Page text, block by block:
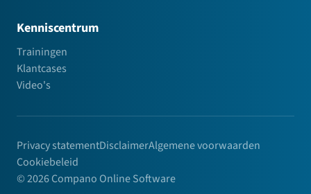
Kenniscentrum
Trainingen
Klantcases
Video's
Privacy statementDisclaimerAlgemene voorwaarden
Cookiebeleid
© 2026 Compano Online Software